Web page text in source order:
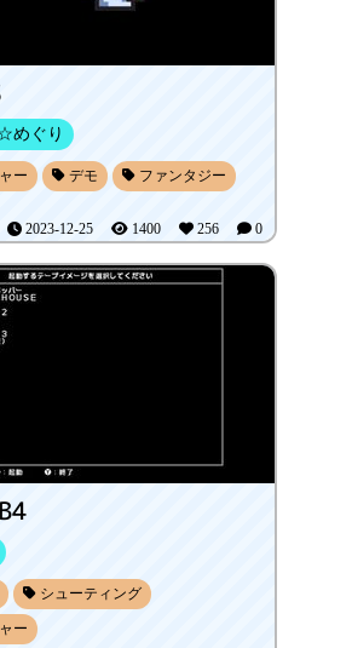
めぐり
ー デモ ファンタジー
2023-12-25 1400 256 0
シューティング
ー